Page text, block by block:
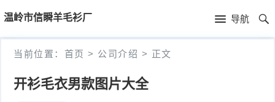
温岭市信瞬羊毛衫厂 导航
首
页
首
当前位置： 首页 > 公司介绍 > 正文
开衫毛衣男款图片大全